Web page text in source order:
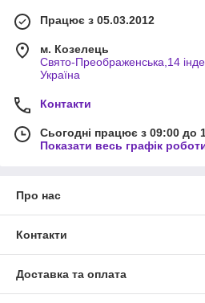
Працює з 05.03.2012
м. Козелець
Свято-Преображенська,14
Україна
Контакти
Сьогодні працює з 09:00 до
Показати весь графік
Про нас
Контакти
Доставка та оплата